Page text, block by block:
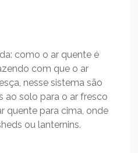
como o ar quente é
com que o ar
nesse sistema são
ao solo para o ar fresco
quente para cima, onde
ou lanternins.